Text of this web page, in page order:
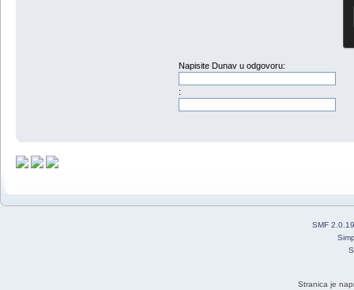
Napisite Dunav u odgovoru:
:
SMF 2.0.19
Stranica je